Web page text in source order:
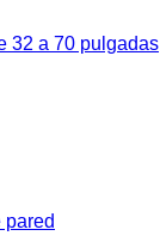
32 a 70 pulgadas
pared